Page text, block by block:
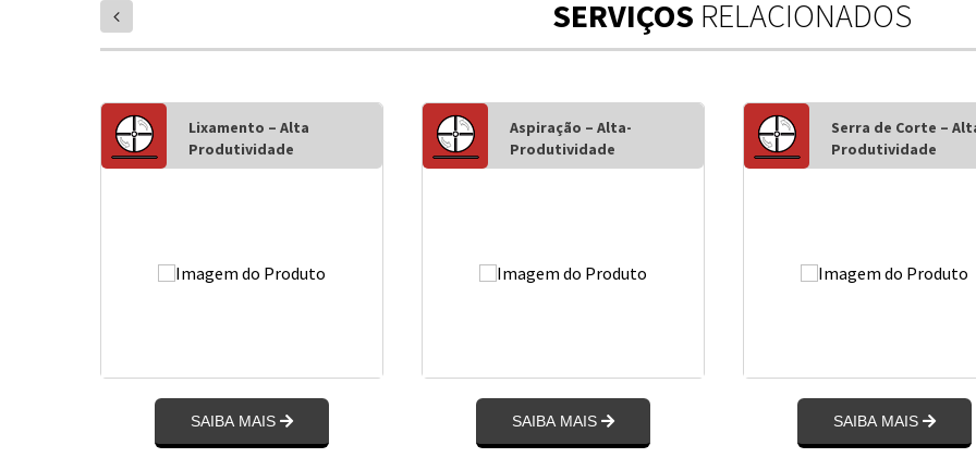
SERVIÇOS RELACIONADOS
Lixamento – Alta
Produtividade
SAIBA MAIS
Aspiração – Alta-
Produtividade
SAIBA MAIS
Serra de Corte –
Produtividade
SAIBA MAIS
prev